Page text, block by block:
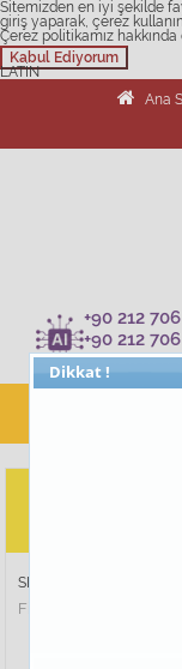
Sitemizden en iyi şekilde
giriş yaparak, çerez
Çerez politikamız
Kabul Ediyorum
LATİN
Ana
+90 212
+90 212
+90 212
SIRALA :
Fiyata Göre
Dikkat !